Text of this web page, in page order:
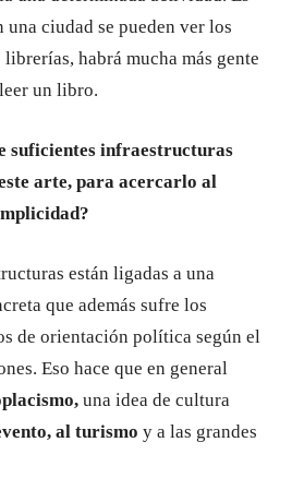
ciudad se pueden ver los
librerías, habrá mucha más gente
un libro.
suficientes infraestructuras
arte, para acercarlo al
están ligadas a una
que además sufre los
de orientación política según el
Eso hace que en general
una idea de cultura
al turismo y a las grandes